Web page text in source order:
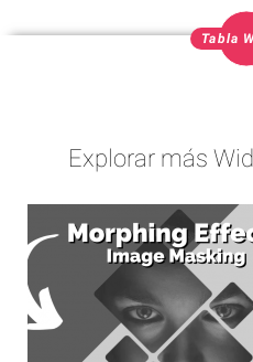
Tabla
Explorar más